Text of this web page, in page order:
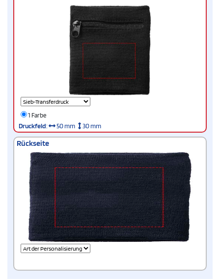
1 Farbe
Druckfeld: 50 mm 30 mm
Rückseite